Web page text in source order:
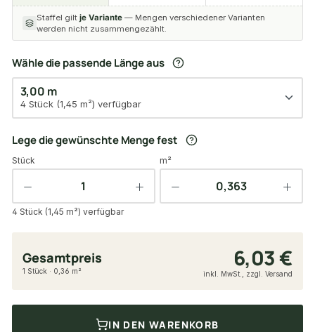
Staffel gilt je Variante — Mengen verschiedener Varianten
werden nicht zusammengezählt.
Wähle die passende Länge aus
3,00 m
4 Stück (1,45 m²) verfügbar
Lege die gewünschte Menge fest
Stück m²
4 Stück (1,45 m²) verfügbar
Gesamtpreis 6,03 €
1 Stück · 0,36 m² inkl. MwSt., zzgl. Versand
IN DEN WARENKORB